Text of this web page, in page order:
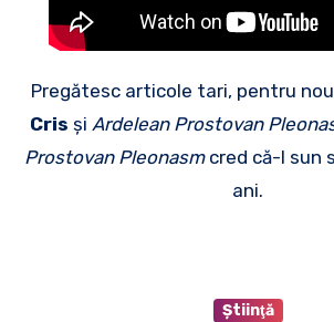
Pregătesc articole tari, pentru
Cris și Ardelean Prostovan
Prostovan Pleonasmcred că-l sun
ani.
Ştiinţă